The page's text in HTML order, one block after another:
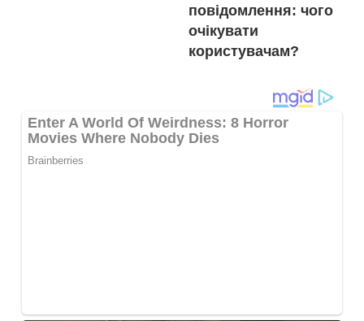
повідомлення: чого
очікувати
користувачам?